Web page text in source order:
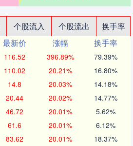
个股流入 个股流出
换手率
最新价 涨幅
换手率
116.52 396.89% 79.39%
110.02 20.21% 16.80%
14.8 20.03% 14.18%
20.44 20.02% 14.77%
46.72 20.01% 5.62%
61.6 20.01% 6.12%
83.62 20.01% 18.37%